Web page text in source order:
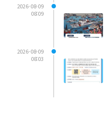
2026-08-09
08:09
2026-08-09
08:03